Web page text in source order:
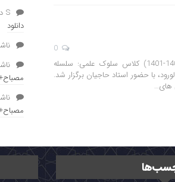
سلوک علمی- استاد حاجیان (نیمسال اول سال تحصیلی 1400-1401) کلاس سلوک علمی: سلسله
با حضور استاد حاجیان برگزار شد.
های…
S
دانلود
مصباح+
مصباح+